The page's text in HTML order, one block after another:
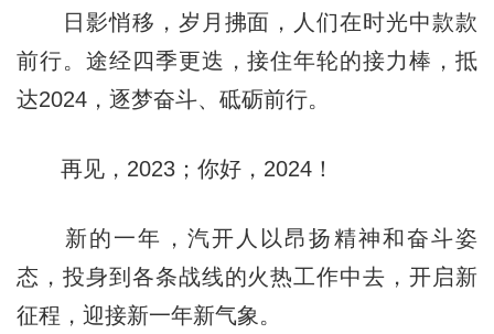
日影悄移，岁月拂面，人们在时光中款款
前行。途经四季更迭，接住年轮的接力棒，抵
达2024，逐梦奋斗、砥砺前行。
再见，2023；你好，2024！
新的一年，汽开人以昂扬精神和奋斗姿
态，投身到各条战线的火热工作中去，开启新
征程，迎接新一年新气象。